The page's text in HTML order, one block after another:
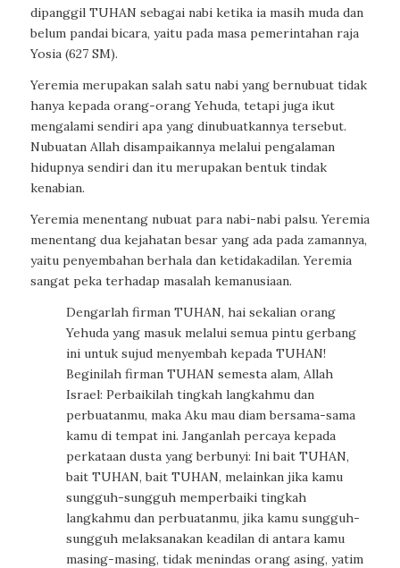
dipanggil TUHAN sebagai nabi ketika ia masih muda dan
belum pandai bicara, yaitu pada masa pemerintahan raja
Yosia (627 SM).
Yeremia merupakan salah satu nabi yang bernubuat tidak
hanya kepada orang-orang Yehuda, tetapi juga ikut
mengalami sendiri apa yang dinubuatkannya tersebut.
Nubuatan Allah disampaikannya melalui pengalaman
hidupnya sendiri dan itu merupakan bentuk tindak
kenabian.
Yeremia menentang nubuat para nabi-nabi palsu. Yeremia
menentang dua kejahatan besar yang ada pada zamannya,
yaitu penyembahan berhala dan ketidakadilan. Yeremia
sangat peka terhadap masalah kemanusiaan.
Dengarlah firman TUHAN, hai sekalian orang
Yehuda yang masuk melalui semua pintu gerbang
ini untuk sujud menyembah kepada TUHAN!
Beginilah firman TUHAN semesta alam, Allah
Israel: Perbaikilah tingkah langkahmu dan
perbuatanmu, maka Aku mau diam bersama-sama
kamu di tempat ini. Janganlah percaya kepada
perkataan dusta yang berbunyi: Ini bait TUHAN,
bait TUHAN, bait TUHAN, melainkan jika kamu
sungguh-sungguh memperbaiki tingkah
langkahmu dan perbuatanmu, jika kamu sungguh-
sungguh melaksanakan keadilan di antara kamu
masing-masing, tidak menindas orang asing, yatim